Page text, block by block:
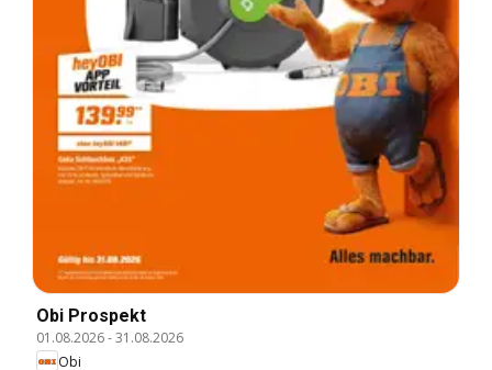
Obi Prospekt
01.08.2026-31.08.2026
Obi